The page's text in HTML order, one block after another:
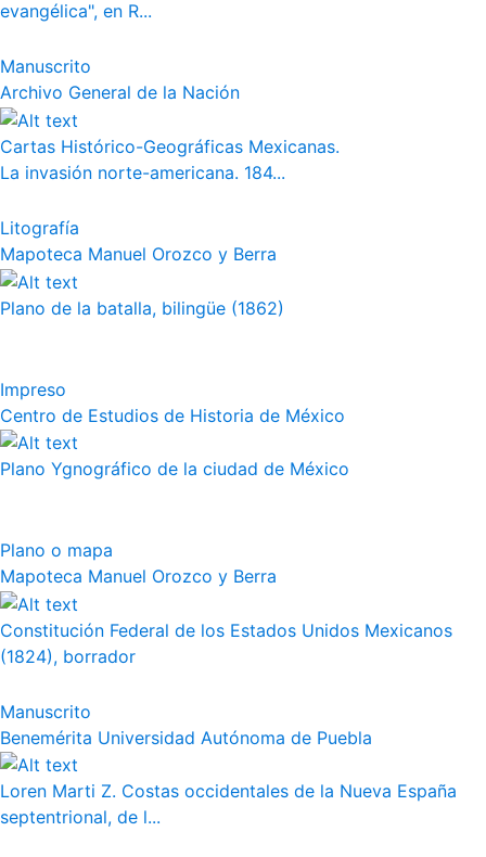
evangélica", en R...
Manuscrito
Archivo General de la Nación
Cartas Histórico-Geográficas Mexicanas.
La invasión norte-americana. 184...
Litografía
Mapoteca Manuel Orozco y Berra
Plano de la batalla, bilingüe (1862)
Impreso
Centro de Estudios de Historia de México
Plano Ygnográfico de la ciudad de México
Plano o mapa
Mapoteca Manuel Orozco y Berra
Constitución Federal de los Estados Unidos Mexicanos
(1824), borrador
Manuscrito
Benemérita Universidad Autónoma de Puebla
Loren Marti Z. Costas occidentales de la Nueva España
septentrional, de l...